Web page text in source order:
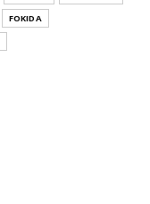
FOKIDA